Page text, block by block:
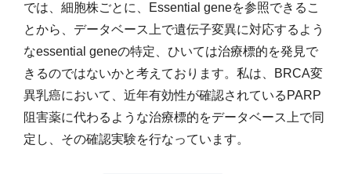
では、細胞株ごとに、Essential geneを参照できるこ
とから、データベース上で遺伝子変異に対応するよう
なessential geneの特定、ひいては治療標的を発見で
きるのではないかと考えております。私は、BRCA変
異乳癌において、近年有効性が確認されているPARP
阻害薬に代わるような治療標的をデータベース上で同
定し、その確認実験を行なっています。